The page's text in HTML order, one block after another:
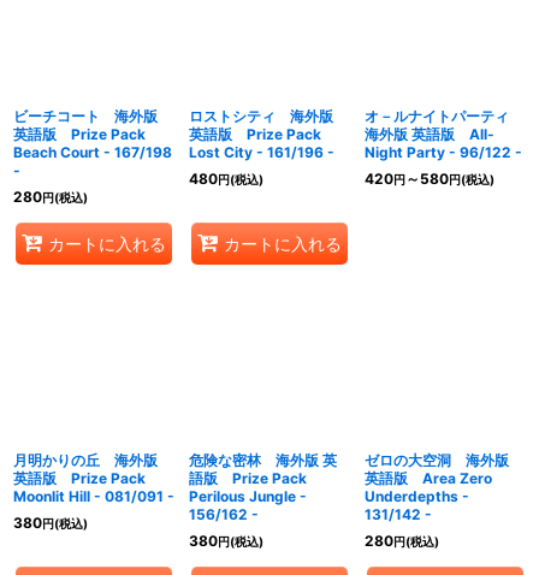
ビーチコート 海外版
英語版 Prize Pack
Beach Court - 167/198
-
280円(税込)
カートに入れる
ロストシティ 海外版
英語版 Prize Pack
Lost City - 161/196 -
480円(税込)
カートに入れる
オ－ルナイトパーティ
海外版 英語版 All-
Night Party - 96/122 -
420円～580円(税込)
月明かりの丘 海外版
英語版 Prize Pack
Moonlit Hill - 081/091 -
380円(税込)
危険な密林 海外版 英
語版 Prize Pack
Perilous Jungle -
156/162 -
380円(税込)
ゼロの大空洞 海外版
英語版 Area Zero
Underdepths -
131/142 -
280円(税込)